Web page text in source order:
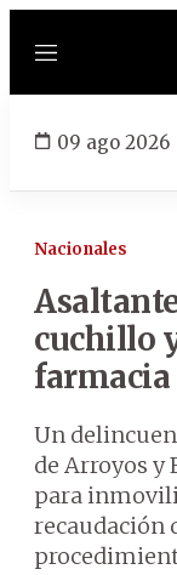
Menú
09 ago 2026
Nacionales
cuchillo
farmacia
Un
de Arroyos y
para
recaudación